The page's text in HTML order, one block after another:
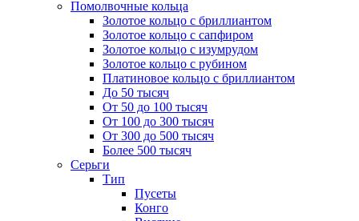
Помолвочные кольца
Золотое кольцо с бриллиантом
Золотое кольцо с сапфиром
Золотое кольцо с изумрудом
Золотое кольцо с рубином
Платиновое кольцо с бриллиантом
До 50 тысяч
От 50 до 100 тысяч
От 100 до 300 тысяч
От 300 до 500 тысяч
Более 500 тысяч
Серьги
Тип
Пусеты
Конго